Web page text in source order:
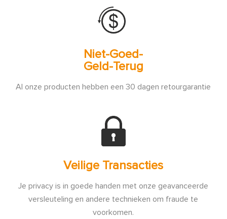
Niet-Goed-
Geld-Terug
Al onze producten hebben een 30 dagen retourgarantie
Veilige Transacties
Je privacy is in goede handen met onze geavanceerde
versleuteling en andere technieken om fraude te
voorkomen.